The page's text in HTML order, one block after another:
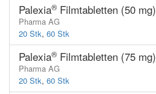
Palexia® Filmtabletten (50 mg)
Pharma AG
20 Stk, 60 Stk
Palexia® Filmtabletten (75 mg)
Pharma AG
20 Stk, 60 Stk